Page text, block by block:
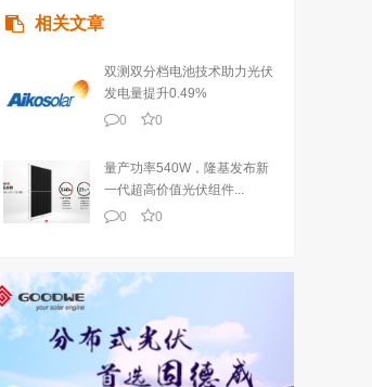
相关文章
双测双分档电池技术助力光伏
发电量提升0.49%
0
0
量产功率540W，隆基发布新
一代超高价值光伏组件...
0
0